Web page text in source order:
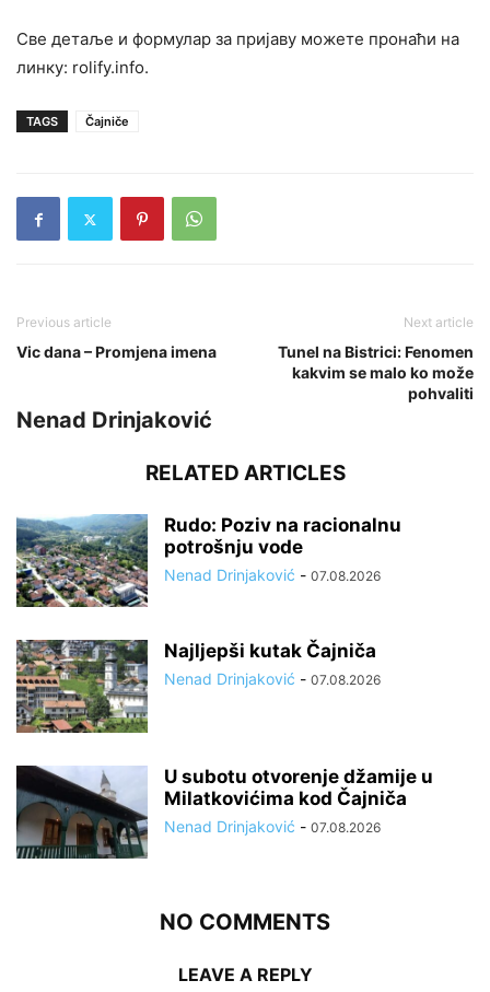
Све детаље и формулар за пријаву можете пронаћи на
линку: rolify.info.
TAGS Čajniče
Previous article
Vic dana – Promjena imena
Next article
Tunel na Bistrici: Fenomen
kakvim se malo ko može
pohvaliti
Nenad Drinjaković
RELATED ARTICLES
Rudo: Poziv na racionalnu
potrošnju vode
Nenad Drinjaković - 07.08.2026
Najljepši kutak Čajniča
Nenad Drinjaković - 07.08.2026
U subotu otvorenje džamije u
Milatkovićima kod Čajniča
Nenad Drinjaković - 07.08.2026
NO COMMENTS
LEAVE A REPLY